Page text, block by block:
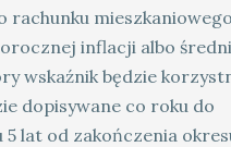
rachunku
inflacji albo
wskaźnik będzie
dopisywane co roku do
lat od zakończenia